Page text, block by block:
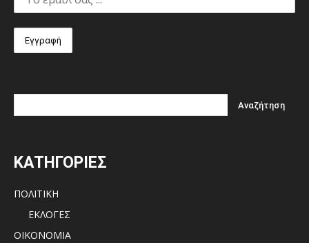
ΚΑΤΗΓΟΡΙΕΣ
ΠΟΛΙΤΙΚΗ
ΕΚΛΟΓΕΣ
ΟΙΚΟΝΟΜΙΑ